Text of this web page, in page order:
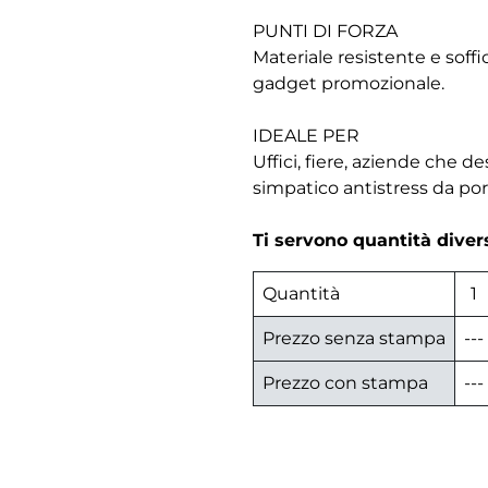
PUNTI DI FORZA
Materiale resistente e
gadget promozionale.
IDEALE PER
Uffici, fiere, aziende che
simpatico antistress da
Ti servono quantità
Quantità 1
Prezzo senza stampa ---
Prezzo con stampa ---